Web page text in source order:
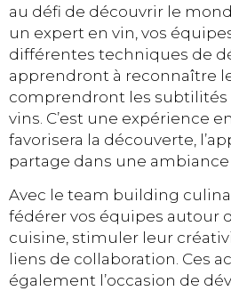
au défi de découvrir le
un expert en vin, vos
différentes techniques de
apprendront à reconnaître
comprendront les subtilités
vins. C’est une expérience
favorisera la découverte,
partage dans une ambiance
Avec le team building
fédérer vos équipes autour
cuisine, stimuler leur
liens de collaboration. Ces
également l’occasion de